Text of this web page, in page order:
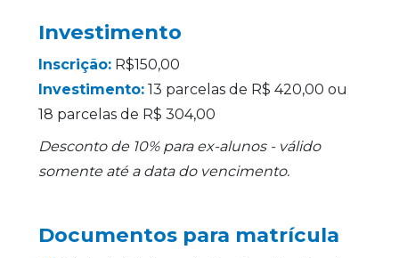
Investimento
Inscrição:R$150,00
Investimento:13 parcelas de R$ 420,00 ou
18 parcelas de R$ 304,00
Desconto de 10% para ex-alunos - válido
somente até a data do vencimento.
Documentos para matrícula